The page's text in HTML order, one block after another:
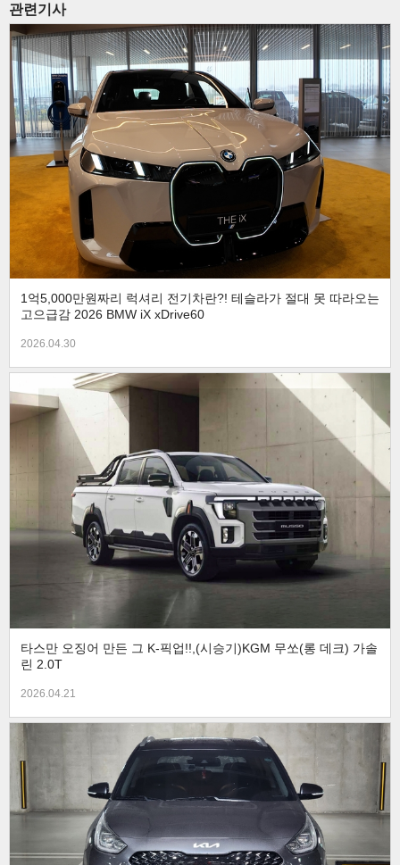
관련기사
1억5,000만원짜리 럭셔리 전기차란?! 테슬라가 절대 못 따라오는
고으급감 2026 BMW iX xDrive60
2026.04.30
타스만 오징어 만든 그 K-픽업!!,(시승기)KGM 무쏘(롱 데크) 가솔
린 2.0T
2026.04.21